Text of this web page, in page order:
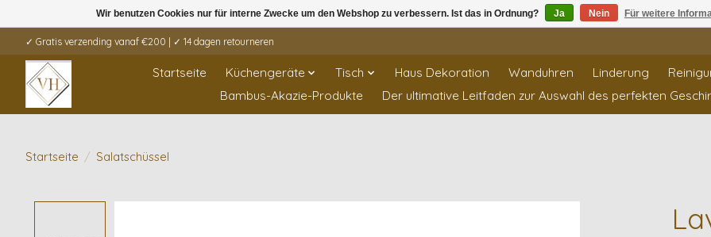
✓ Gratis verzending vanaf €200 | ✓ 14 dagen retourneren
Startseite Küchengeräte Tisch Haus Dekoration Wanduhren Linderung
Bambus-Akazie-Produkte
Der ultimative Leitfaden zur Auswahl des perfekten
Startseite / Salatschüssel
Wir benutzen Cookies nur für interne Zwecke um den Webshop zu verbessern. Ist das in Ordnung? Ja Nein Für weitere